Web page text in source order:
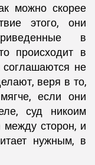
можно скорее
этого, они
в
происходит в
не
веря в то,
если они
суд никоим
сторон, и
нужным, в